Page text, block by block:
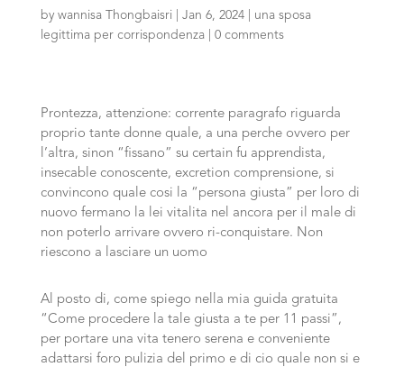
by wannisa Thongbaisri Jan 6, 2024| una sposa
legittima per corrispondenza| 0 comments
Prontezza, attenzione: corrente paragrafo riguarda
proprio tante donne quale, a una perche ovvero per
l’altra, sinon “fissano” su certain fu apprendista,
insecable conoscente, excretion comprensione, si
convincono quale cosi la “persona giusta” per loro di
nuovo fermano la lei vitalita nel ancora per il male di
non poterlo arrivare ovvero ri-conquistare. Non
riescono a lasciare un uomo
Al posto di, come spiego nella mia guida gratuita
“Come procedere la tale giusta a te per 11 passi”,
per portare una vita tenero serena e conveniente
adattarsi foro pulizia del primo e di cio quale non si e